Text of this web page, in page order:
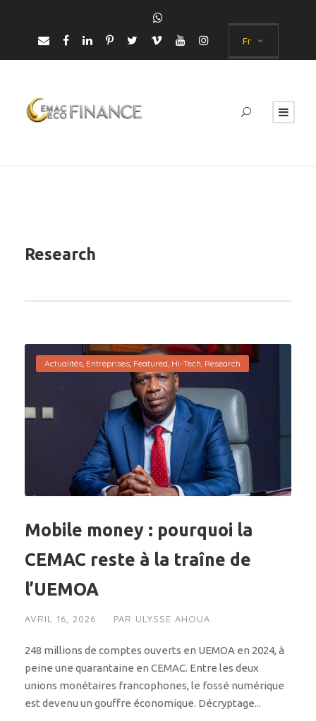
Fr
Research
Actualités, Entreprises, Featured, Hi-Tech, Research
Mobile money : pourquoi la
CEMAC reste à la traîne de
l’UEMOA
AVRIL 16, 2026 PAR ULYSSE AHOUA
248 millions de comptes ouverts en UEMOA en 2024, à
peine une quarantaine en CEMAC. Entre les deux
unions monétaires francophones, le fossé numérique
est devenu un gouffre économique. Décryptage...